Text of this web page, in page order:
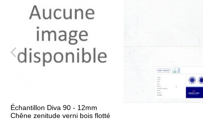
Échantillon Diva 90 - 12mm
Chêne zenitude verni bois flotté